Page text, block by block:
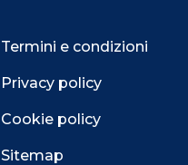
Termini e condizioni
Privacy policy
Cookie policy
Sitemap